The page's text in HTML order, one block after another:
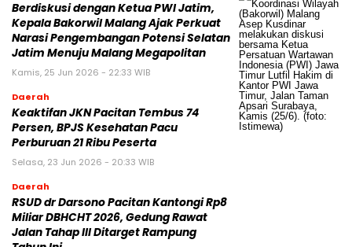
Berdiskusi dengan Ketua PWI Jatim,
Kepala Bakorwil Malang Ajak Perkuat
Narasi Pengembangan Potensi Selatan
Jatim Menuju Malang Megapolitan
Kamis, 25 Jun 2026 - 22:33 WIB
Daerah
Keaktifan JKN Pacitan Tembus 74
Persen, BPJS Kesehatan Pacu
Perburuan 21 Ribu Peserta
Selasa, 23 Jun 2026 - 20:33 WIB
Daerah
RSUD dr Darsono Pacitan Kantongi Rp8
Miliar DBHCHT 2026, Gedung Rawat
Jalan Tahap III Ditarget Rampung